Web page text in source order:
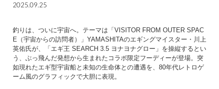
2025.09.25
釣りは、ついに宇宙へ。テーマは「VISITOR FROM OUTER SPAC
E（宇宙からの訪問者）」YAMASHITAのエギングマイスター・川上
英佑氏が、「エギ王 SEARCH 3.5 ヨナヨナグロー」を操縦するとい
う、ぶっ飛んだ発想から生まれたコラボ限定フーディーが登場。突
如現れたエギ型宇宙船と未知の生命体との遭遇を、80年代レトロゲ
ーム風のグラフィックで大胆に表現。